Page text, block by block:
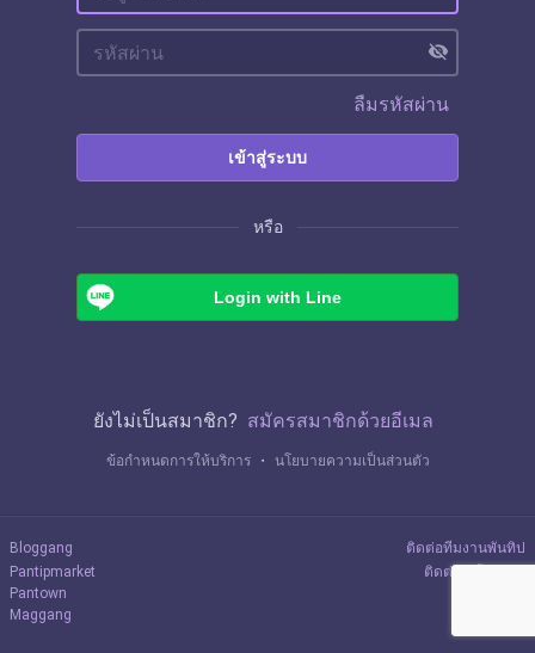
visibility_off
ลืมรหัสผ่าน
เข้าสู่ระบบ
หรือ
Login with Line
ยังไม่เป็นสมาชิก? สมัครสมาชิกด้วยอีเมล
ข้อกำหนดการให้บริการ ・ นโยบายความเป็นส่วนตัว
Bloggang
Pantipmarket
Pantown
Maggang
ติดต่อทีมงานพันทิป
ติดต่อลงโฆษณา